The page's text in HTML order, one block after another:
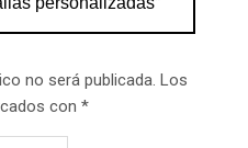
no será publicada. Los
con *